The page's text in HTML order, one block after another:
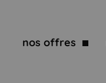
nos offres